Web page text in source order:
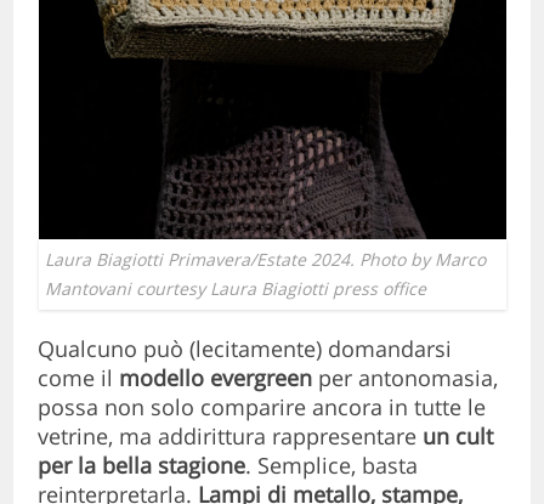
Laura Biagiotti Primavera/Estate 2024. Photo by Marco
Mantovani courtesy Laura Biagiotti press office
Qualcuno può (lecitamente) domandarsi
come il modello evergreen per antonomasia,
possa non solo comparire ancora in tutte le
vetrine, ma addirittura rappresentare un cult
per la bella stagione. Semplice, basta
reinterpretarla. Lampi di metallo, stampe,